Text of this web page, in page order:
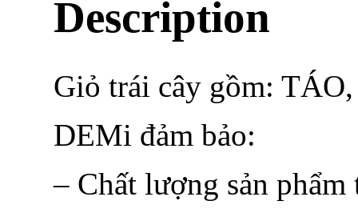
Description
Giỏ trái cây gồm:
DEMi đảm bảo:
– Chất lượng sản